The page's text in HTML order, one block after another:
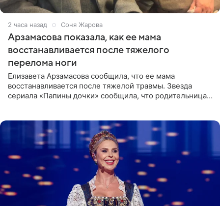
2 часа назад Соня Жарова
Арзамасова показала, как ее мама
восстанавливается после тяжелого
перелома ноги
Елизавета Арзамасова сообщила, что ее мама
восстанавливается после тяжелой травмы. Звезда
сериала «Папины дочки» сообщила, что родительница